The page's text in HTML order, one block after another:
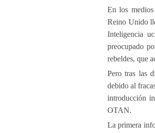
En los
Reino Unido
Inteligencia
preocupado
rebeldes, que
Pero tras las
debido al
introducción
OTAN.
La primera